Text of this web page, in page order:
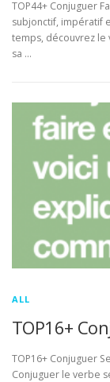
TOP44+ Conjuguer
subjonctif, impératif
temps, découvrez le
sa …
ALL
TOP16+
TOP16+ Conjuguer
Conjuguer le verbe